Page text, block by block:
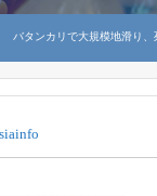
バタンカリで大規模地滑り